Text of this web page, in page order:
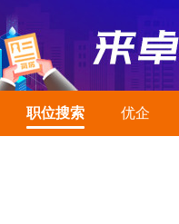
职位搜索 优企